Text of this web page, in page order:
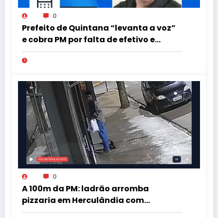
0
Prefeito de Quintana “levanta a voz”
e cobra PM por falta de efetivo e
viaturas na região
0
A 100m da PM: ladrão arromba
pizzaria em Herculândia com
patinete furtado